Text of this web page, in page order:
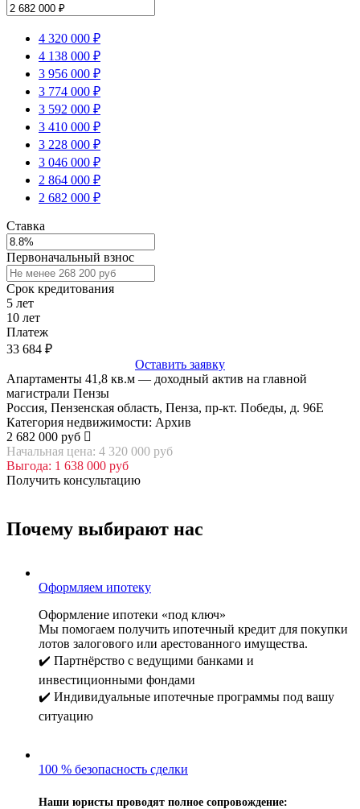
4 320 000 ₽
4 138 000 ₽
3 956 000 ₽
3 774 000 ₽
3 592 000 ₽
3 410 000 ₽
3 228 000 ₽
3 046 000 ₽
2 864 000 ₽
2 682 000 ₽
Ставка
Первоначальный взнос
Срок кредитования
5 лет
10 лет
Платеж
33 684 ₽
Оставить заявку
Апартаменты 41,8 кв.м — доходный актив на главной
магистрали Пензы
Россия, Пензенская область, Пенза, пр-кт. Победы, д. 96Е
Категория недвижимости: Архив
2 682 000 руб
Начальная цена: 4 320 000 руб
Выгода: 1 638 000 руб
Получить консультацию
Почему выбирают нас
Оформляем ипотеку
Оформление ипотеки «под ключ»
Мы помогаем получить ипотечный кредит для покупки
лотов залогового или арестованного имущества.
✔️ Партнёрство с ведущими банками и
инвестиционными фондами
✔️ Индивидуальные ипотечные программы под вашу
ситуацию
100 % безопасность сделки
Наши юристы проводят полное сопровождение: